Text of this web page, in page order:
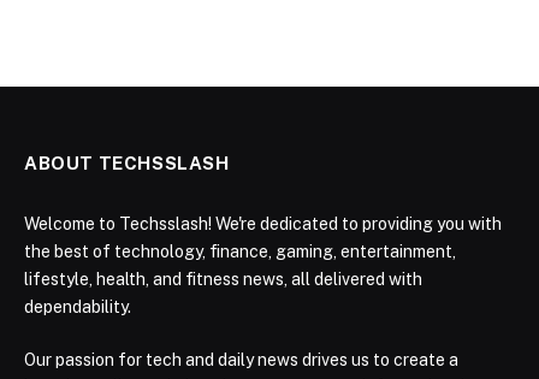
ABOUT TECHSSLASH
Welcome to Techsslash! We're dedicated to providing you with
the best of technology, finance, gaming, entertainment,
lifestyle, health, and fitness news, all delivered with
dependability.
Our passion for tech and daily news drives us to create a